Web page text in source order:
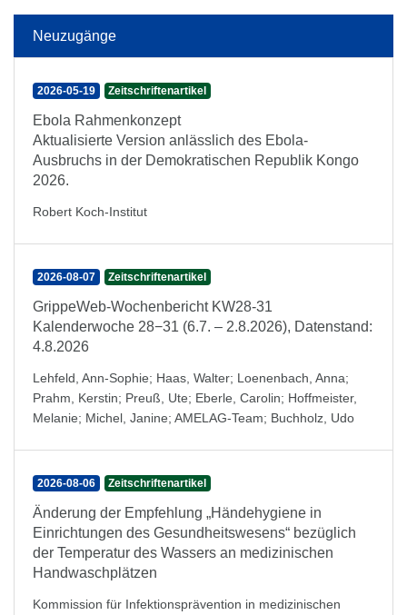
Neuzugänge
2026-05-19 Zeitschriftenartikel
Ebola Rahmenkonzept
Aktualisierte Version anlässlich des Ebola-
Ausbruchs in der Demokratischen Republik Kongo
2026.
Robert Koch-Institut
2026-08-07 Zeitschriftenartikel
GrippeWeb-Wochenbericht KW28-31
Kalenderwoche 28−31 (6.7. – 2.8.2026), Datenstand:
4.8.2026
Lehfeld, Ann-Sophie; Haas, Walter; Loenenbach, Anna;
Prahm, Kerstin; Preuß, Ute; Eberle, Carolin; Hoffmeister,
Melanie; Michel, Janine; AMELAG-Team; Buchholz, Udo
2026-08-06 Zeitschriftenartikel
Änderung der Empfehlung „Händehygiene in
Einrichtungen des Gesundheitswesens“ bezüglich
der Temperatur des Wassers an medizinischen
Handwaschplätzen
Kommission für Infektionsprävention in medizinischen